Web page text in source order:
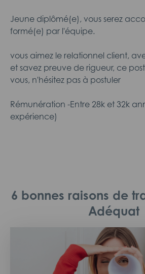
Jeune diplômé(e), vous serez
formé(e) par l'équipe.
vous aimez le relationnel client,
et savez preuve de rigueur, ce
vous, n'hésitez pas à postuler
Rémunération -Entre 28k et 32k
expérience)
6 bonnes raisons de
Adéquat